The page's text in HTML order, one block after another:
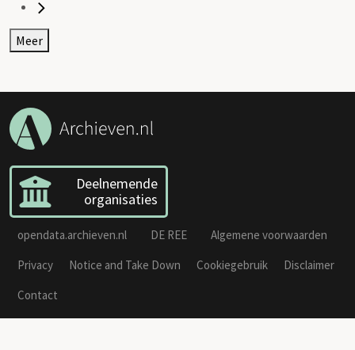
Meer
Deelnemende
organisaties
opendata.archieven.nl DE REE
Algemene voorwaarden
Privacy
Notice and Take Down Cookiegebruik
Disclaimer
Contact